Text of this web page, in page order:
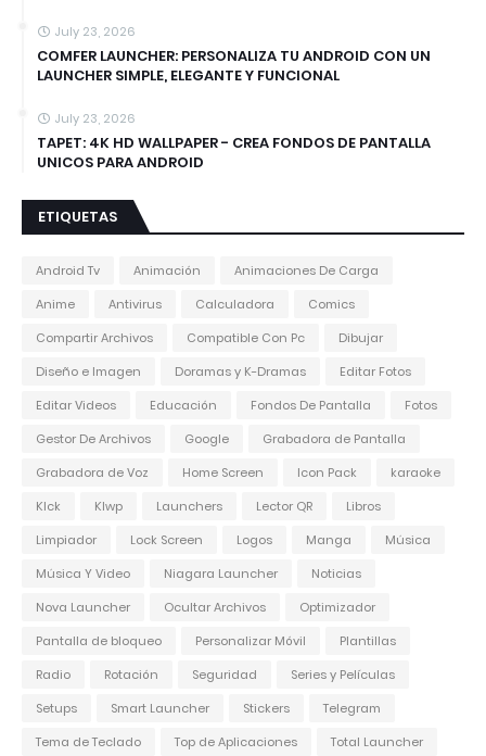
July 23, 2026
COMFER LAUNCHER: PERSONALIZA TU ANDROID CON UN
LAUNCHER SIMPLE, ELEGANTE Y FUNCIONAL
July 23, 2026
TAPET: 4K HD WALLPAPER - CREA FONDOS DE PANTALLA
UNICOS PARA ANDROID
ETIQUETAS
Android Tv Animación
Animaciones De Carga
Anime
Antivirus Calculadora
Comics
Compartir Archivos
Compatible Con Pc
Dibujar
Diseño e Imagen
Doramas y K-Dramas
Editar Fotos
Editar Videos
Educación Fondos De Pantalla
Fotos
Gestor De Archivos
Google
Grabadora de Pantalla
Grabadora de Voz
Home Screen Icon Pack
karaoke
Klck
Klwp Launchers Lector QR
Libros
Limpiador
Lock Screen Logos Manga
Música
Música Y Video
Niagara Launcher
Noticias
Nova Launcher
Ocultar Archivos
Optimizador
Pantalla de bloqueo
Personalizar Móvil
Plantillas
Radio
Rotación Seguridad
Series y Películas
Setups
Smart Launcher Stickers
Telegram
Tema de Teclado
Top de Aplicaciones
Total Launcher